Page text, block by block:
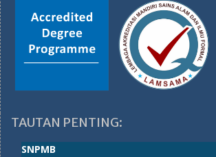
TAUTAN PENTING:
SNPMB